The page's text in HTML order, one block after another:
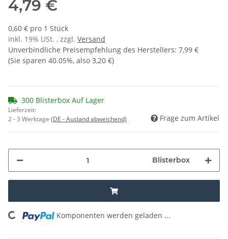
4,79 €
0,60 € pro 1 Stück
inkl. 19% USt. , zzgl. Versand
Unverbindliche Preisempfehlung des Herstellers: 7,99 €
(Sie sparen 40.05%, also 3,20 €)
300 Blisterbox Auf Lager
Lieferzeit:
2 - 3 Werktage (DE - Ausland abweichend) Frage zum Artikel
Blisterbox
Loading... Komponenten werden geladen ...